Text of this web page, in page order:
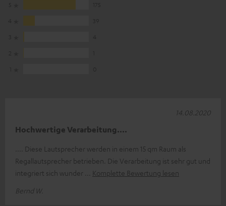
Hochwertige Verarbeitung....
.... Diese Lautsprecher werden in einem 15 qm Raum als
Regallautsprecher betrieben. Die Verarbeitung ist sehr gut und
integriert sich wunder
Komplette Bewertung lesen
Bernd W.
14.08.2020